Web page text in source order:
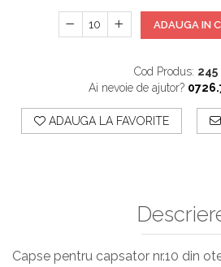
ADAUGA IN
Cod Produs: 245
Ai nevoie de ajutor?
ADAUGA LA FAVORITE
Capse pentru capsator nr.10 din